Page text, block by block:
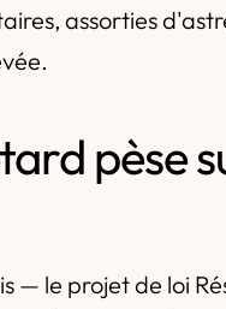
assorties
pèse
— le projet de loi